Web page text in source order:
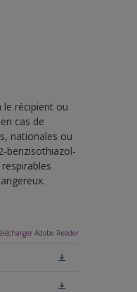
le récipient ou
cas de
nationales ou
benzisothiazol-
Adobe Reader